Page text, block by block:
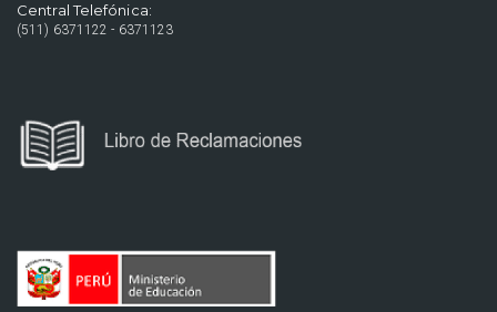
Central Telefónica:
(511) 6371122 - 6371123